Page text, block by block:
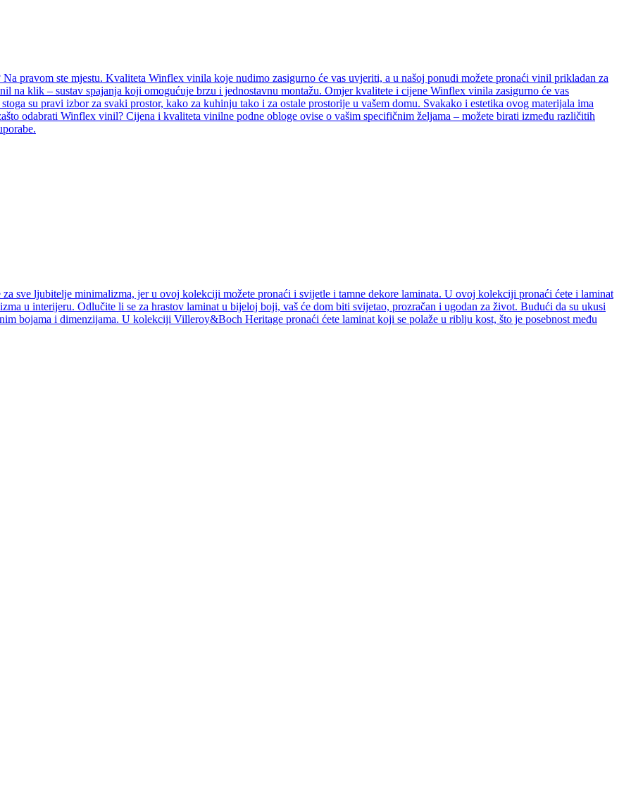
pravom ste mjestu. Kvaliteta Winflex vinila koje nudimo zasigurno će vas uvjeriti, a u našoj ponudi možete pronaći vinil prikladan za
na klik – sustav spajanja koji omogućuje brzu i jednostavnu montažu. Omjer kvalitete i cijene Winflex vinila zasigurno će vas
su pravi izbor za svaki prostor, kako za kuhinju tako i za ostale prostorije u vašem domu. Svakako i estetika ovog materijala ima
odabrati Winflex vinil? Cijena i kvaliteta vinilne podne obloge ovise o vašim specifičnim željama – možete birati između različitih
sve ljubitelje minimalizma, jer u ovoj kolekciji možete pronaći i svijetle i tamne dekore laminata. U ovoj kolekciji pronaći ćete i laminat
u interijeru. Odlučite li se za hrastov laminat u bijeloj boji, vaš će dom biti svijetao, prozračan i ugodan za život. Budući da su ukusi
bojama i dimenzijama. U kolekciji Villeroy&Boch Heritage pronaći ćete laminat koji se polaže u riblju kost, što je posebnost među